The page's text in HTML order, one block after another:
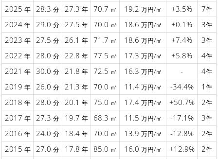
2025 年 28.3 分 27.3 年 70.7 ㎡ 19.2 万円/㎡ +3.5% 7件
2024 年 29.0 分 27.5 年 70.0 ㎡ 18.6 万円/㎡ +0.1% 3件
2023 年 27.5 分 26.1 年 71.7 ㎡ 18.6 万円/㎡ +7.4% 3件
2022 年 28.0 分 22.8 年 77.5 ㎡ 17.3 万円/㎡ +5.8% 4件
2021 年 30.0 分 21.8 年 72.5 ㎡ 16.3 万円/㎡ - 4件
2019 年 26.0 分 21.3 年 70.0 ㎡ 11.4 万円/㎡ -34.4% 1 件
2018 年 28.0 分 20.1 年 75.0 ㎡ 17.4 万円/㎡ +50.7% 2件
2017 年 27.3 分 19.7 年 68.3 ㎡ 11.5 万円/㎡ -17.1% 3件
2016 年 24.0 分 18.4 年 70.0 ㎡ 13.9 万円/㎡ -12.8% 2件
2015 年 27.0 分 17.8 年 85.0 ㎡ 16.0 万円/㎡ +12.9% 2件